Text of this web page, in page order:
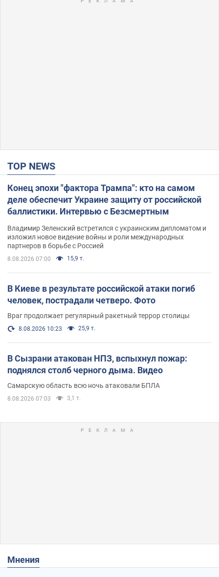
TOP NEWS
Конец эпохи "фактора Трампа": кто на самом
деле обеспечит Украине защиту от российской
баллистики. Интервью с Безсмертным
Владимир Зеленский встретился с украинским дипломатом и
изложил новое видение войны и роли международных
партнеров в борьбе с Россией
8.08.2026 07:00 15,9 т.
В Киеве в результате российской атаки погиб
человек, пострадали четверо. Фото
Враг продолжает регулярный ракетный террор столицы
8.08.2026 10:23 25,9 т.
В Сызрани атакован НПЗ, вспыхнул пожар:
поднялся столб черного дыма. Видео
Самарскую область всю ночь атаковали БПЛА
8.08.2026 07:03 3,1 т.
Мнения